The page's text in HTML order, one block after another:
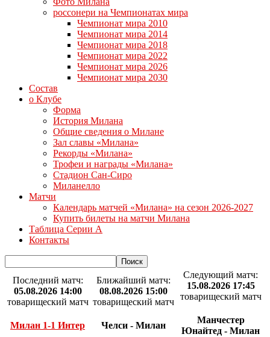
россонери на Чемпионатах мира
Чемпионат мира 2010
Чемпионат мира 2014
Чемпионат мира 2018
Чемпионат мира 2022
Чемпионат мира 2026
Чемпионат мира 2030
Состав
о Клубе
Форма
История Милана
Общие сведения о Милане
Зал славы «Милана»
Рекорды «Милана»
Трофеи и награды «Милана»
Стадион Сан-Сиро
Миланелло
Матчи
Календарь матчей «Милана» на сезон 2026-2027
Купить билеты на матчи Милана
Таблица Серии А
Контакты
Последний матч:
05.08.2026 14:00
товарищеский матч
Милан 1-1 Интер
Ближайший матч:
08.08.2026 15:00
товарищеский матч
Челси - Милан
Следующий матч:
15.08.2026 17:45
товарищеский матч
Манчестер
Юнайтед - Милан